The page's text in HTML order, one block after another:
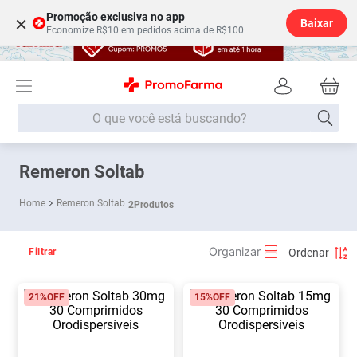
× Promoção exclusiva no app
Economize R$10 em pedidos acima de R$100
Baixar
O que você está buscando?
Remeron Soltab
Remeron Soltab 2Produtos
Filtrar
21%OFF 15%OFF
Termos mais buscados
1 º Fralda
3º
5º Fralda G
6º Desodorante